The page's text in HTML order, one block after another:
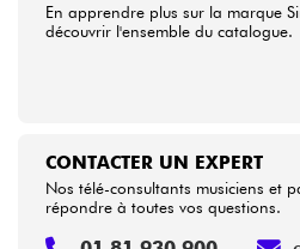
En apprendre plus sur la marque
découvrir l'ensemble du catalogue.
CONTACTER UN EXPERT
Nos télé-consultants musiciens et
répondre à toutes vos questions.